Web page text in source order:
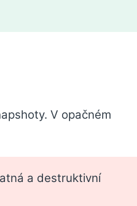
V opačném
a destruktivní